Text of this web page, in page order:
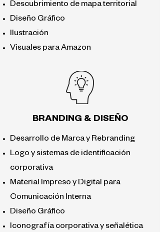
Descubrimiento de mapa territorial
Diseño Gráfico
Ilustración
Visuales para Amazon
BRANDING & DISEÑO
Desarrollo de Marca y Rebranding
Logo y sistemas de identificación
corporativa
Material Impreso y Digital para
Comunicación Interna
Diseño Gráfico
Iconografía corporativa y señalética